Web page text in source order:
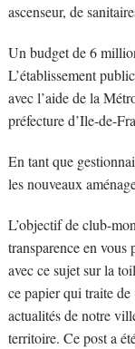
ascenseur, de
Un budget de 6
L’établissement
avec l’aide de la
préfecture d’Ile-de-
En tant que
les nouveaux
L’objectif de club-
transparence en
avec ce sujet sur la
ce papier qui traite
actualités de notre
territoire. Ce post a